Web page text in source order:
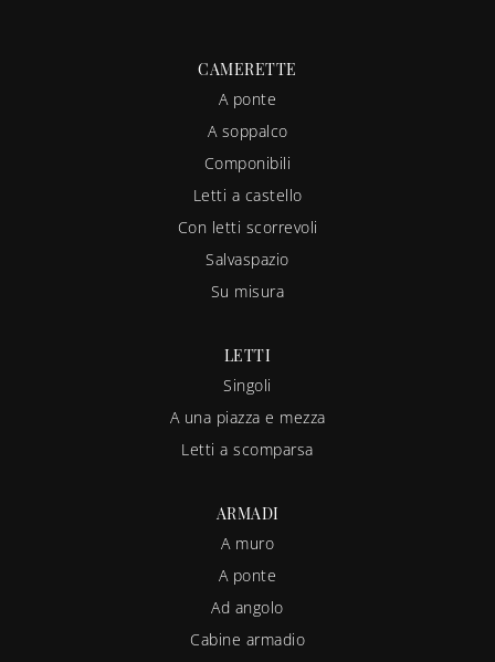
CAMERETTE
A ponte
A soppalco
Componibili
Letti a castello
Con letti scorrevoli
Salvaspazio
Su misura
LETTI
Singoli
A una piazza e mezza
Letti a scomparsa
ARMADI
A muro
A ponte
Ad angolo
Cabine armadio